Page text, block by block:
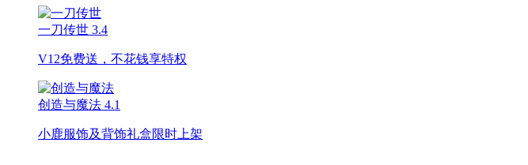
一刀传世 3.4
V12免费送，不花钱享特权
创造与魔法 4.1
小鹿服饰及背饰礼盒限时上架